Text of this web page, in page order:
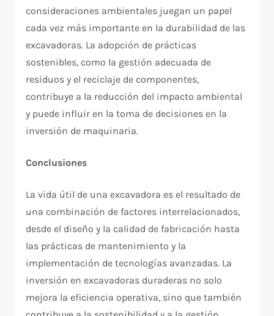
consideraciones ambientales juegan un papel
cada vez más importante en la durabilidad de las
excavadoras. La adopción de prácticas
sostenibles, como la gestión adecuada de
residuos y el reciclaje de componentes,
contribuye a la reducción del impacto ambiental
y puede influir en la toma de decisiones en la
inversión de maquinaria.
Conclusiones
La vida útil de una excavadora es el resultado de
una combinación de factores interrelacionados,
desde el diseño y la calidad de fabricación hasta
las prácticas de mantenimiento y la
implementación de tecnologías avanzadas. La
inversión en excavadoras duraderas no solo
mejora la eficiencia operativa, sino que también